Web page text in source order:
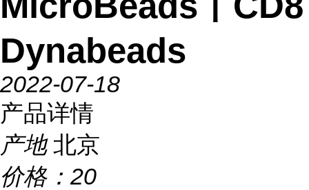
Dynabeads
2022-07-18
产品详情
产地 北京
价格： 20